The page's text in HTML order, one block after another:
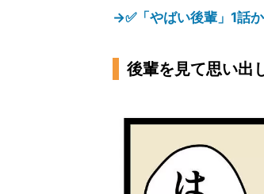
→✅「やばい後輩」1話
後輩を見て思い出